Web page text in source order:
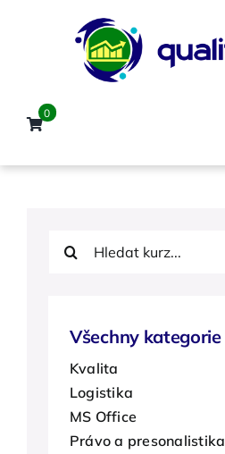
0
Reference
Všechny kategorie
Kvalita
Logistika
MS Office
Právo a presonalistika